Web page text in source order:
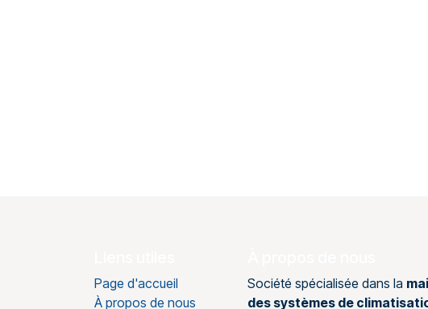
Page d'accueil
À propos de nous
Société spécialisée dans la
des systèmes de